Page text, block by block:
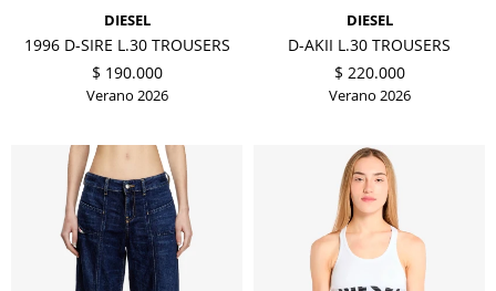
DIESEL
1996 D-SIRE L.30 TROUSERS
$ 190.000
Verano 2026
DIESEL
D-AKII L.30 TROUSERS
$ 220.000
Verano 2026